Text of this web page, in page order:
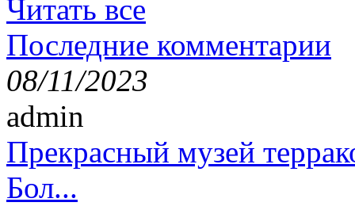
Читать все
Последние комментарии
08/11/2023
admin
Прекрасный музей
Бол...